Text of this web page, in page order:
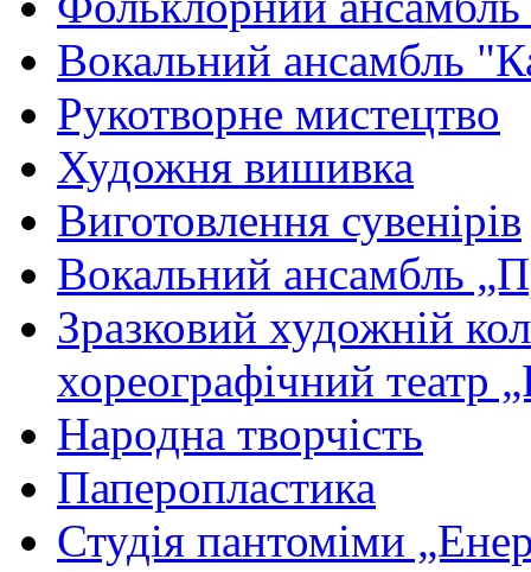
Вокальний ансамбль
Рукотворне мистецтво
Художня вишивка
Виготовлення сувенірів
Вокальний ансамбль
Зразковий художній
хореографічний театр
Народна творчість
Паперопластика
Студія пантоміми